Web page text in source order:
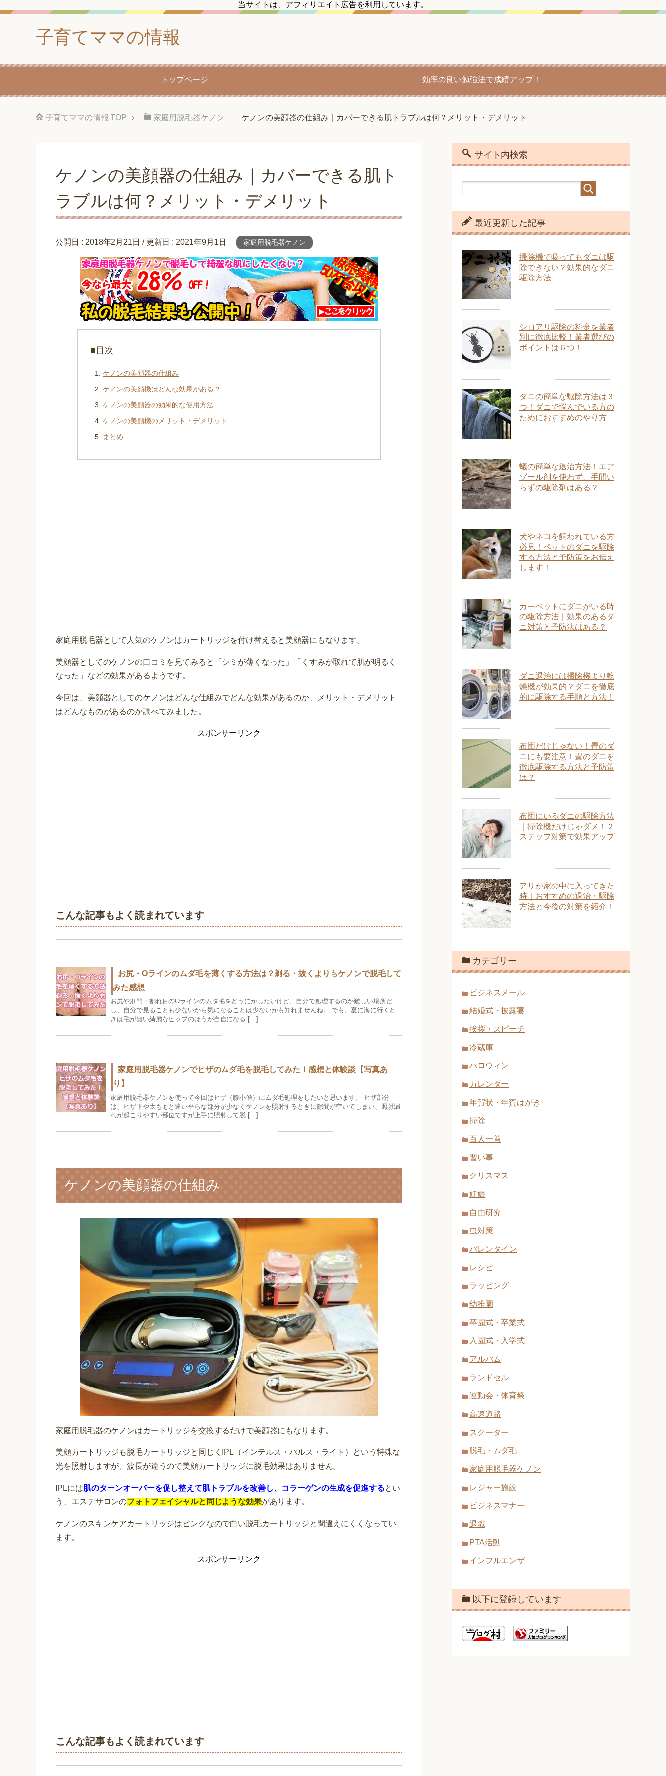
当サイトは、アフィリエイト広告を利用しています。
子育てママの情報
トップページ 効率の良い勉強法で成績アップ！
子育てママの情報 TOP 家庭用脱毛器ケノン ケノンの美顔器の仕組み｜カバーできる肌トラブルは何？メリット・デメリット
ケノンの美顔器の仕組み｜カバーできる肌ト
ラブルは何？メリット・デメリット
公開日 : 2018年2月21日 / 更新日 : 2021年9月1日 家庭用脱毛器ケノン
■目次
ケノンの美顔器の仕組み
ケノンの美顔機はどんな効果がある？
ケノンの美顔器の効果的な使用方法
ケノンの美顔機のメリット・デメリット
まとめ
家庭用脱毛器として人気のケノンはカートリッジを付け替えると美顔器にもなります。
美顔器としてのケノンの口コミを見てみると「シミが薄くなった」「くすみが取れて肌が明るく
なった」などの効果があるようです。
今回は、美顔器としてのケノンはどんな仕組みでどんな効果があるのか、メリット・デメリット
はどんなものがあるのか調べてみました。
スポンサーリンク
こんな記事もよく読まれています
お尻・Oラインのムダ毛を薄くする方法は？剃る・抜くよりもケノンで脱毛して
みた感想
お尻や肛門・割れ目のOラインのムダ毛をどうにかしたいけど、自分で処理するのが難しい場所だ
し、自分で見ることも少ないから気になることは少ないかも知れませんね。 でも、夏に海に行くと
きは毛が無い綺麗なヒップのほうが自信になる […]
家庭用脱毛器ケノンでヒザのムダ毛を脱毛してみた！感想と体験談【写真あ
り】
家庭用脱毛器ケノンを使って今回はヒザ（膝小僧）にムダ毛処理をしたいと思います。 ヒザ部分
は、ヒザ下や太ももと違い平らな部分が少なくケノンを照射するときに隙間が空いてしまい、照射漏
れが起こりやすい部位ですが上手に照射して脱 […]
ルエステも！
ブライダル脱毛に行きたいけど、結婚式の前って招待状、ウエディングドレスの試着や両親への手
紙、披露宴の席順など準備が大変でサロンへ行く時間が無いと思っているあなたにおすすめしたいの
ケノンでシミ・色素沈着がある肌でも脱毛できる？効果はあるの？
色素沈着がひどいと脱毛サロンでの施術が不可能な場合もあると聞いた事がある方もいると思います
が、家庭用脱毛器のケノンでは脱毛できるのでしょうか。 日焼けしている場合も脱毛できません
が、色素沈着は日焼けと違って一度起きてしま […]
ケノンの顔脱毛と美顔は同じ日にしていいの？
脱毛サロンに匹敵する脱毛性能があるといわれ人気の家庭用脱毛器ケノン。 ケノンは脱毛以外に肌
のキメを整えたり「美顔」もできる嬉しい脱毛器です。 ケノンがあれば、肌に優しく、痛みも少な
めで、自宅に居ながらサロンのような脱毛と […]
家庭用脱毛器ケノンでヒゲ脱毛の効果を回数と写真で実際の状態を検証｜カー
鼻下・口周りのヒゲやあごひげの処理はどうしていますか。 男性なら毎日、電気シェーバーで剃っ
ていますし、女性であれば産毛をT字カミソリで剃っている人もいると思いますが、剃ることが当た
り前になっていてそれ以外の方法を考えたこ […]
中学生の女の子のひげの処理方法！家で脱毛した体験談と結果
起こす原因にもなるので肌を傷付けずに綺麗 […]
ケノンの美顔器の仕組み
家庭用脱毛器のケノンはカートリッジを交換するだけで美顔器にもなります。
美顔カートリッジも脱毛カートリッジと同じくIPL（インテルス・パルス・ライト）という特殊な
光を照射しますが、波長が違うので美顔カートリッジに脱毛効果はありません。
IPLには肌のターンオーバーを促し整えて肌トラブルを改善し、コラーゲンの生成を促進するとい
う、エステサロンのフォトフェイシャルと同じような効果があります。
ケノンのスキンケアカートリッジはピンクなので白い脱毛カートリッジと間違えにくくなってい
ます。
スポンサーリンク
こんな記事もよく読まれています
サイト内検索
最近更新した記事
掃除機で吸ってもダニは駆
除できない？効果的なダニ
駆除方法
シロアリ駆除の料金を業者
別に徹底比較！業者選びの
ポイントは６つ！
ダニの簡単な駆除方法は３
つ！ダニで悩んでいる方の
ためにおすすめのやり方
蟻の簡単な退治方法！エア
ゾール剤を使わず、手間い
らずの駆除剤はある？
犬やネコを飼われている方
必見！ペットのダニを駆除
する方法と予防策をお伝え
します！
カーペットにダニがいる時
の駆除方法｜効果のあるダ
ニ対策と予防法はある？
ダニ退治には掃除機より乾
燥機が効果的？ダニを徹底
的に駆除する手順と方法！
布団だけじゃない！畳のダ
ニにも要注意！畳のダニを
徹底駆除する方法と予防策
は？
布団にいるダニの駆除方法
｜掃除機だけじゃダメ！２
ステップ対策で効果アップ
アリが家の中に入ってきた
時｜おすすめの退治・駆除
方法と今後の対策を紹介！
カテゴリー
ビジネスメール
結婚式・披露宴
挨拶・スピーチ
冷蔵庫
ハロウィン
カレンダー
年賀状・年賀はがき
掃除
百人一首
習い事
クリスマス
妊娠
自由研究
虫対策
バレンタイン
レシピ
ラッピング
幼稚園
卒園式・卒業式
入園式・入学式
アルバム
ランドセル
運動会・体育祭
高速道路
スクーター
脱毛・ムダ毛
家庭用脱毛器ケノン
レジャー施設
ビジネスマナー
退職
PTA活動
インフルエンザ
以下に登録しています